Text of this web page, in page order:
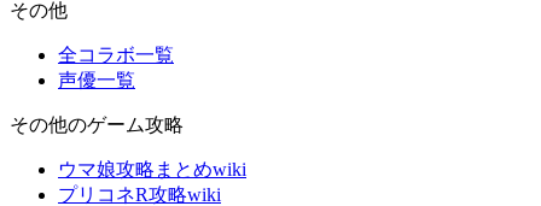
その他
全コラボ一覧
声優一覧
その他のゲーム攻略
ウマ娘攻略まとめwiki
プリコネR攻略wiki